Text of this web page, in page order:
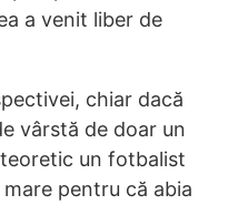
a venit liber de
chiar dacă
vârstă de doar un
un fotbalist
pentru că abia